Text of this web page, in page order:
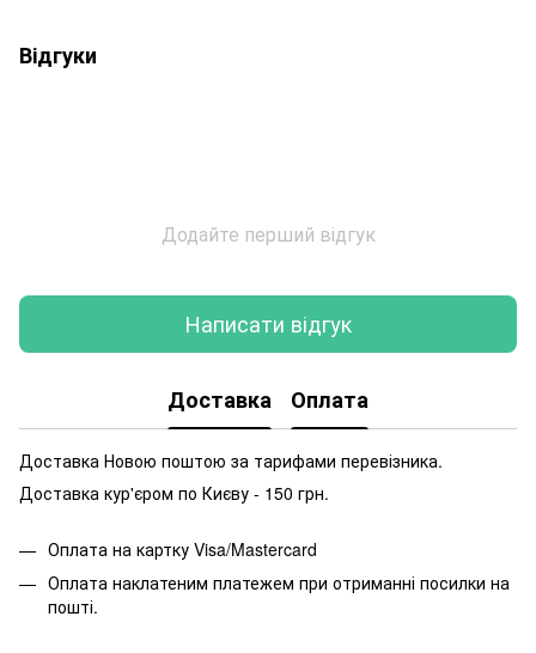
Відгуки
Додайте перший відгук
Написати відгук
Доставка Оплата
Доставка Новою поштою за тарифами перевізника.
Доставка кур'єром по Києву - 150 грн.
Оплата на картку Visa/Mastercard
Оплата наклатеним платежем при отриманні посилки на
пошті.